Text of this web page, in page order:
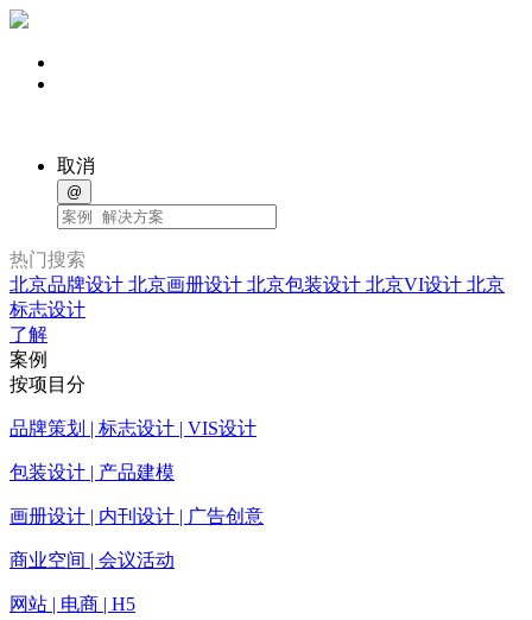
取消
@
热门搜索
北京品牌设计 北京画册设计 北京包装设计 北京VI设计 北京
标志设计
了解
案例
按项目分
品牌策划 | 标志设计 | VIS设计
包装设计 | 产品建模
画册设计 | 内刊设计 | 广告创意
商业空间 | 会议活动
网站 | 电商 | H5